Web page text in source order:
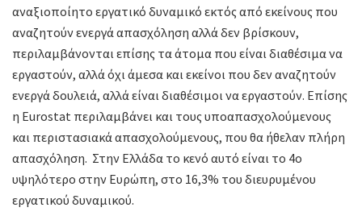
αναξιοποίητο εργατικό δυναμικό εκτός από εκείνους που
αναζητούν ενεργά απασχόληση αλλά δεν βρίσκουν,
περιλαμβάνονται επίσης τα άτομα που είναι διαθέσιμα να
εργαστούν, αλλά όχι άμεσα και εκείνοι που δεν αναζητούν
ενεργά δουλειά, αλλά είναι διαθέσιμοι να εργαστούν. Επίσης
η Εurostat περιλαμβάνει και τους υποαπασχολούμενους
και περιστασιακά απασχολούμενους, που θα ήθελαν πλήρη
απασχόληση. Στην Ελλάδα το κενό αυτό είναι το 4ο
υψηλότερο στην Ευρώπη, στο 16,3% του διευρυμένου
εργατικού δυναμικού.